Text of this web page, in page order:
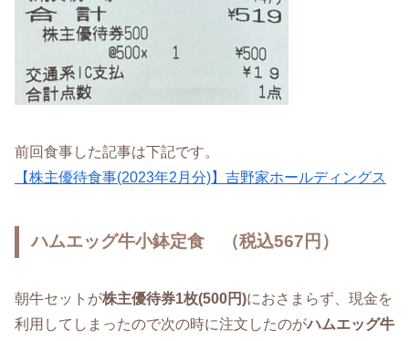
前回食事した記事は下記です。
【株主優待食事(2023年2月分)】吉野家ホールディングス
ハムエッグ牛小鉢定食 （税込567円）
朝牛セットが株主優待券1枚(500円)におさまらず、現金を
利用してしまったので次の時に注文したのがハムエッグ牛